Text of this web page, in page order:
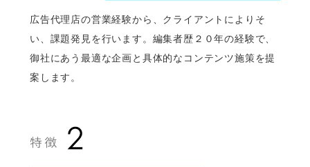
広告代理店の営業経験から、クライアントによりそ
い、課題発見を行います。編集者歴２０年の経験で、
御社にあう最適な企画と具体的なコンテンツ施策を提
案します。